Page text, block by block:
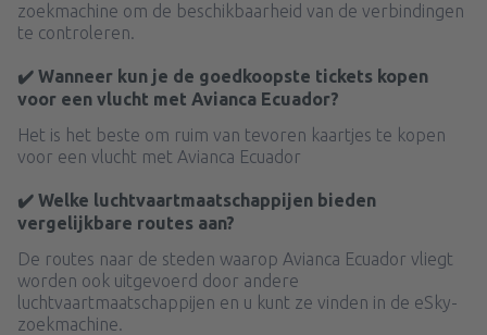
zoekmachine om de beschikbaarheid van de verbindingen
te controleren.
✔️ Wanneer kun je de goedkoopste tickets kopen
voor een vlucht met Avianca Ecuador?
Het is het beste om ruim van tevoren kaartjes te kopen
voor een vlucht met Avianca Ecuador
✔️ Welke luchtvaartmaatschappijen bieden
vergelijkbare routes aan?
De routes naar de steden waarop Avianca Ecuador vliegt
worden ook uitgevoerd door andere
luchtvaartmaatschappijen en u kunt ze vinden in de eSky-
zoekmachine.